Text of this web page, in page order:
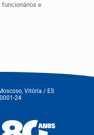
funcionários e
Vitória / ES
24